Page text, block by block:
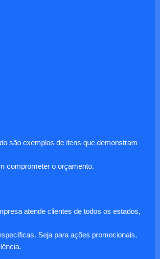
são exemplos de itens que demonstram
comprometer o orçamento.
atende clientes de todos os estados,
Seja para ações promocionais,